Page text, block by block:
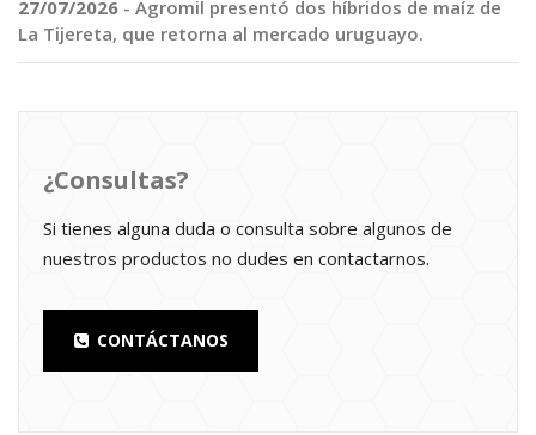
27/07/2026 - Agromil presentó dos híbridos de maíz de
La Tijereta, que retorna al mercado uruguayo.
¿Consultas?
Si tienes alguna duda o consulta sobre algunos de
nuestros productos no dudes en contactarnos.
CONTÁCTANOS